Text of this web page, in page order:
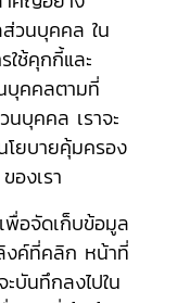
วนบุคคล ใน
ช้คุกกี้และ
บุคคลตามที่
บุคคล เราจะ
โยบายคุ้มครอง
งเรา
พื่อจัดเก็บข้อมูล
ลิงค์ที่คลิก หน้าที่
บันทึกลงไปใน